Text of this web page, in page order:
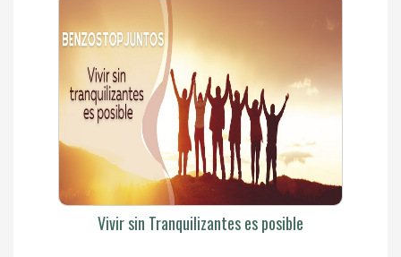
Vivir sin Tranquilizantes es posible